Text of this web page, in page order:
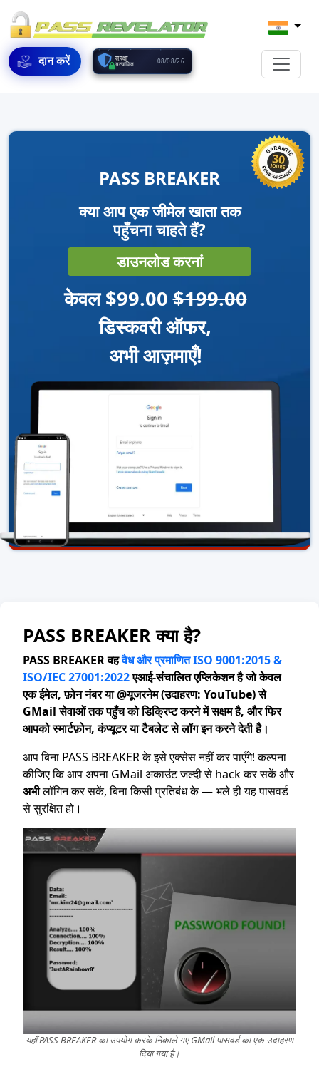
दान करें सुरक्षा
सत्यापित 08/08/26
PASS BREAKER
क्या आप एक जीमेल खाता तक
पहुँचना चाहते हैं?
डाउनलोड करनां
केवल $99.00$199.00
डिस्कवरी ऑफर,
अभी आज़माएँ!
PASS BREAKER क्या है?
PASS BREAKER वहवैध और प्रमाणित ISO 9001:2015 &
ISO/IEC 27001:2022एआई-संचालित एप्लिकेशन है जो केवल
एक ईमेल, फ़ोन नंबर या @यूजरनेम (उदाहरण: YouTube) से
GMail सेवाओं तक पहुँच को डिक्रिप्ट करने में सक्षम है, और फिर
आपको स्मार्टफ़ोन, कंप्यूटर या टैबलेट से लॉग इन करने देती है।
आप बिना PASS BREAKER के इसे एक्सेस नहीं कर पाएँगे! कल्पना
कीजिए कि आप अपना GMail अकाउंट जल्दी से hack कर सकें और
अभीलॉगिन कर सकें, बिना किसी प्रतिबंध के — भले ही यह पासवर्ड
से सुरक्षित हो।
यहाँ PASS BREAKER का उपयोग करके निकाले गए GMail पासवर्ड का एक उदाहरण
दिया गया है।